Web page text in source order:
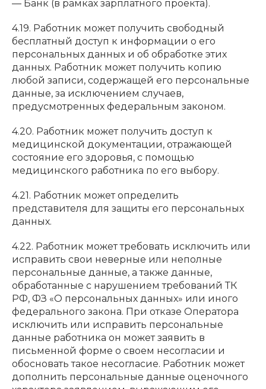
— Банк (в рамках зарплатного проекта).
4.19. Работник может получить свободный
бесплатный доступ к информации о его
персональных данных и об обработке этих
данных. Работник может получить копию
любой записи, содержащей его персональные
данные, за исключением случаев,
предусмотренных федеральным законом.
4.20. Работник может получить доступ к
медицинской документации, отражающей
состояние его здоровья, с помощью
медицинского работника по его выбору.
4.21. Работник может определить
представителя для защиты его персональных
данных.
4.22. Работник может требовать исключить или
исправить свои неверные или неполные
персональные данные, а также данные,
обработанные с нарушением требований ТК
РФ, ФЗ «О персональных данных» или иного
федерального закона. При отказе Оператора
исключить или исправить персональные
данные работника он может заявить в
письменной форме о своем несогласии и
обосновать такое несогласие. Работник может
дополнить персональные данные оценочного